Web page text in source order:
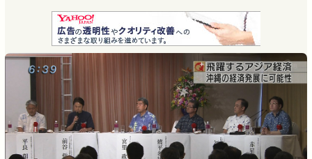
a
c
e
b
k
a
t
e
i
n
e
h
r
e
s